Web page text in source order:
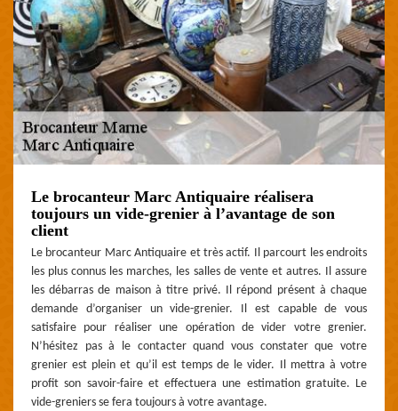
Le brocanteur Marc Antiquaire réalisera
toujours un vide-grenier à l’avantage de son
client
Le brocanteur Marc Antiquaire et très actif. Il parcourt les endroits
les plus connus les marches, les salles de vente et autres. Il assure
les débarras de maison à titre privé. Il répond présent à chaque
demande d’organiser un vide-grenier. Il est capable de vous
satisfaire pour réaliser une opération de vider votre grenier.
N’hésitez pas à le contacter quand vous constater que votre
grenier est plein et qu’il est temps de le vider. Il mettra à votre
profit son savoir-faire et effectuera une estimation gratuite. Le
vide-greniers se fera toujours à votre avantage.